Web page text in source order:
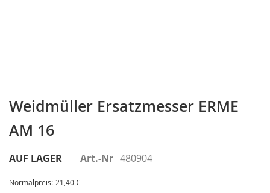
Weidmüller Ersatzmesser ERME
AM 16
AUF LAGER Art.-Nr 480904
Normalpreis: 21,40 €
Anfang
der
Bildergalerie